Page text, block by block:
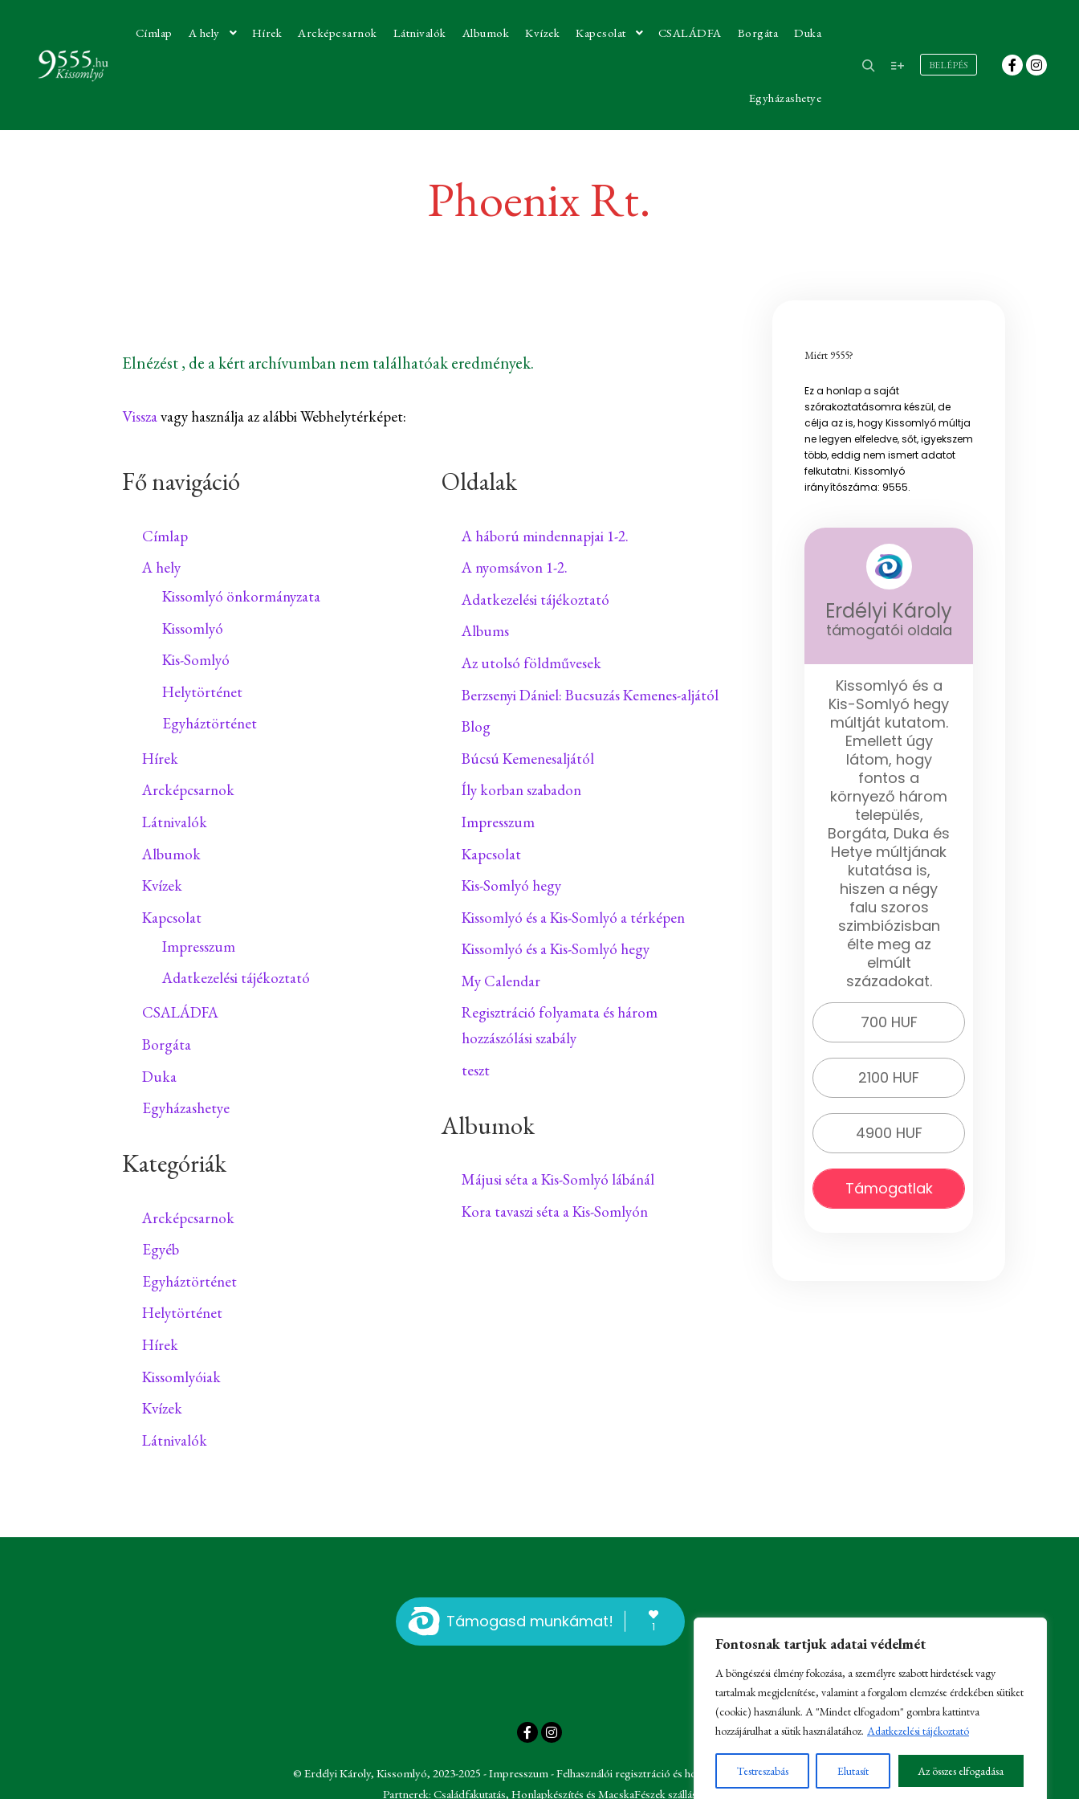
Fontosnak tartjuk adatai védelmét
A böngészési élmény fokozása, a személyre szabott hirdetések vagy
tartalmak megjelenítése, valamint a forgalom elemzése érdekében sütiket
(cookie) használunk. A "Mindet elfogadom" gombra kattintva
hozzájárulhat a sütik használatához. Adatkezelési tájékoztató
Testreszabás Elutasít Az összes elfogadása
Címlap A hely Hírek Arcképcsarnok Látnivalók Albumok Kvízek Kapcsolat CSALÁDFA Borgáta Duka
Egyházashetye
BELÉPÉS
Phoenix Rt.
Elnézést , de a kért archívumban nem találhatóak eredmények.
Visszavagy használja az alábbi Webhelytérképet:
Fő navigáció
Címlap
A hely
Kissomlyó önkormányzata
Kissomlyó
Kis-Somlyó
Helytörténet
Egyháztörténet
Hírek
Arcképcsarnok
Látnivalók
Albumok
Kvízek
Kapcsolat
Impresszum
Adatkezelési tájékoztató
CSALÁDFA
Borgáta
Duka
Egyházashetye
Kategóriák
Arcképcsarnok
Egyéb
Egyháztörténet
Helytörténet
Hírek
Kissomlyóiak
Kvízek
Látnivalók
Oldalak
A háború mindennapjai 1-2.
A nyomsávon 1-2.
Adatkezelési tájékoztató
Albums
Az utolsó földművesek
Berzsenyi Dániel: Bucsuzás Kemenes-aljától
Blog
Búcsú Kemenesaljától
Íly korban szabadon
Impresszum
Kapcsolat
Kis-Somlyó hegy
Kissomlyó és a Kis-Somlyó a térképen
Kissomlyó és a Kis-Somlyó hegy
My Calendar
Regisztráció folyamata és három
hozzászólási szabály
teszt
Albumok
Májusi séta a Kis-Somlyó lábánál
Kora tavaszi séta a Kis-Somlyón
Miért 9555?
Ez a honlap a saját
szórakoztatásomra készül, de
célja az is, hogy Kissomlyó múltja
ne legyen elfeledve, sőt, igyekszem
több, eddig nem ismert adatot
felkutatni. Kissomlyó
irányítószáma: 9555.
Erdélyi Károly
támogatói oldala
Kissomlyó és a
Kis-Somlyó hegy
múltját kutatom.
Emellett úgy
látom, hogy
fontos a
környező három
település,
Borgáta, Duka és
Hetye múltjának
kutatása is,
hiszen a négy
falu szoros
szimbiózisban
élte meg az
elmúlt
századokat.
700 HUF
2100 HUF
4900 HUF
Támogatlak
Támogasd munkámat! 1
© Erdélyi Károly, Kissomlyó, 2023-2025 -Impresszum -Felhasználói regisztráció és hozzászólási lehetőség
Partnerek: Családfakutatás, Honlapkészítés és MacskaFészek szállás